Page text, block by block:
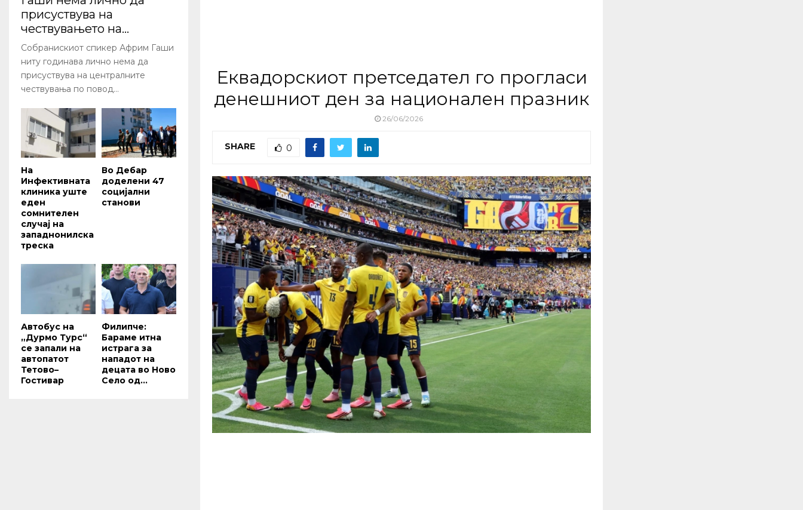
Еквадорскиот претседател го прогласи
денешниот ден за национален празник
26/06/2026
SHARE 0
присуствува на
чествувањето на...
Собранискиот спикер Африм Гаши
ниту годинава лично нема да
присуствува на централните
чествувања по повод...
На
Инфективната
клиника уште
еден
сомнителен
случај на
западнонилска
треска
Во Дебар
доделени 47
социјални
станови
Автобус на
„Дурмо Турс“
се запали на
автопатот
Тетово–
Гостивар
Филипче:
Бараме итна
истрага за
нападот на
децата во Ново
Село од...